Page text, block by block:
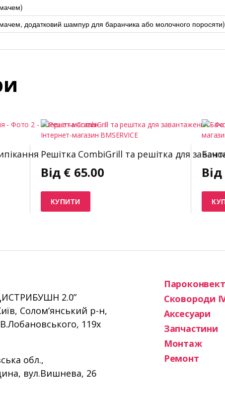
додатковий шампур для баранчика або молочного поросяти)
Решітка CombiGrill та решітка для
Від € 65.00
КУПИТИ
Від
2.0”
Солом’янський р-н,
119х
обл.,
вул.Вишнева, 26
Сковороди
Аксесуари
Запчастини
Монтаж
Ремонт